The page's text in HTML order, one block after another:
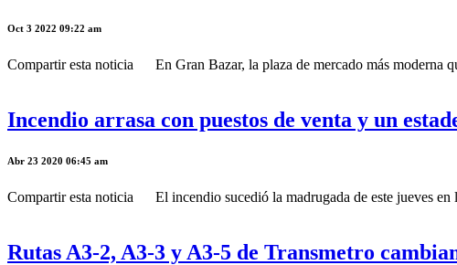
Oct 3 2022 09:22 am
Compartir esta noticia En Gran Bazar, la plaza de mercado más moderna
Incendio arrasa con puestos de venta y un
Abr 23 2020 06:45 am
Compartir esta noticia El incendio sucedió la madrugada de este jueves en
Rutas A3-2, A3-3 y A3-5 de Transmetro